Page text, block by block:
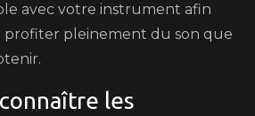
avec votre instrument afin
profiter pleinement du son que
les